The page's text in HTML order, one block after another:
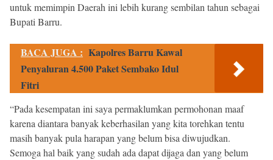
untuk memimpin Daerah ini lebih kurang sembilan tahun sebagai
Bupati Barru.
BACA JUGA : Kapolres Barru Kawal
Penyaluran 4.500 Paket Sembako Idul
Fitri
“Pada kesempatan ini saya permaklumkan permohonan maaf
karena diantara banyak keberhasilan yang kita torehkan tentu
masih banyak pula harapan yang belum bisa diwujudkan.
Semoga hal baik yang sudah ada dapat dijaga dan yang belum